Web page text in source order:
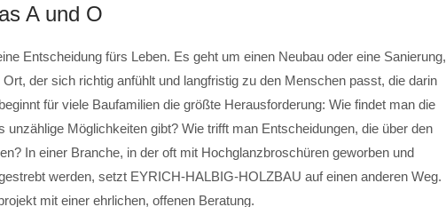
A und O
Entscheidung fürs Leben. Es geht um einen Neubau oder eine Sanierung,
der sich richtig anfühlt und langfristig zu den Menschen passt, die darin
für viele Baufamilien die größte Herausforderung: Wie findet man die
unzählige Möglichkeiten gibt? Wie trifft man Entscheidungen, die über den
In einer Branche, in der oft mit Hochglanzbroschüren geworben und
werden, setzt EYRICH-HALBIG-HOLZBAU auf einen anderen Weg.
mit einer ehrlichen, offenen Beratung.